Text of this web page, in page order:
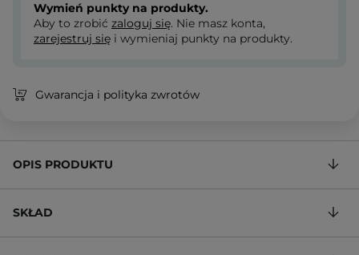
Wymień punkty na produkty.
Aby to zrobić zaloguj się. Nie masz konta,
zarejestruj się i wymieniaj punkty na produkty.
Gwarancja i polityka zwrotów
OPIS PRODUKTU
SKŁAD